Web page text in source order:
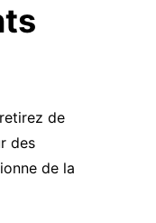
de
des
de la